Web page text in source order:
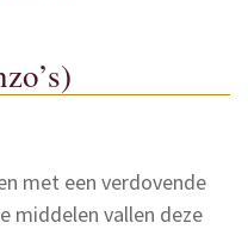
met een verdovende
middelen vallen deze